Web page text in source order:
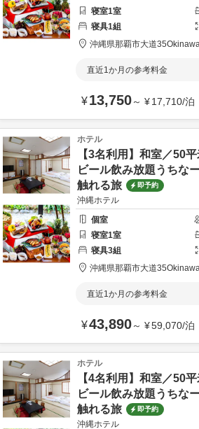
寝室1室
寝具1組
沖縄県那覇市大道35
直近1か月の参考料金
¥13,750～ ¥17,710/泊
ホテル
【3名利用】和室／50
ビール飲み放題うちな
触れる旅
即予約
沖縄ホテル
個室
寝室1室
寝具3組
沖縄県那覇市大道35
直近1か月の参考料金
¥43,890～ ¥59,070/泊
ホテル
【4名利用】和室／50
ビール飲み放題うちな
触れる旅
即予約
沖縄ホテル